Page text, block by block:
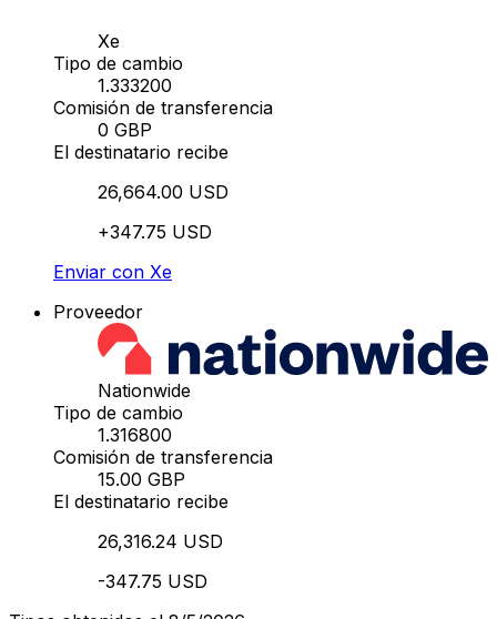
Xe
Tipo de cambio
1.333200
Comisión de transferencia
0 GBP
El destinatario recibe
26,664.00 USD
+347.75 USD
Enviar con Xe
Proveedor
Nationwide
Tipo de cambio
1.316800
Comisión de transferencia
15.00 GBP
El destinatario recibe
26,316.24 USD
-347.75 USD